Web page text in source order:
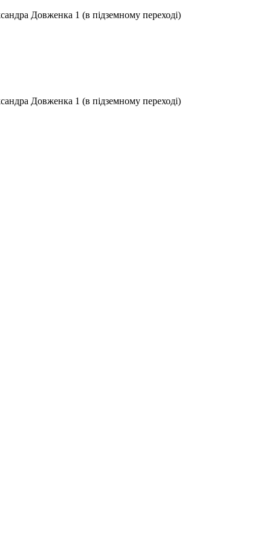
Довженка 1 (в підземному переході)
Довженка 1 (в підземному переході)